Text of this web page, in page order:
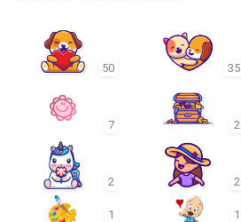
50 35
7 2
2 2
1 1